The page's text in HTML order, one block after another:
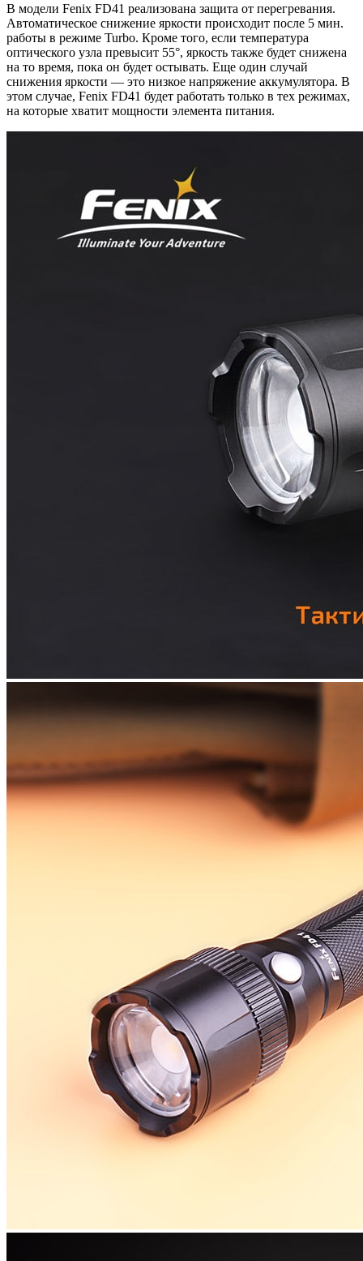
В модели Fenix FD41 реализована защита от перегревания.
Автоматическое снижение яркости происходит после 5 мин.
работы в режиме Turbo. Кроме того, если температура
оптического узла превысит 55°, яркость также будет снижена
на то время, пока он будет остывать. Еще один случай
снижения яркости — это низкое напряжение аккумулятора. В
этом случае, Fenix FD41 будет работать только в тех режимах,
на которые хватит мощности элемента питания.